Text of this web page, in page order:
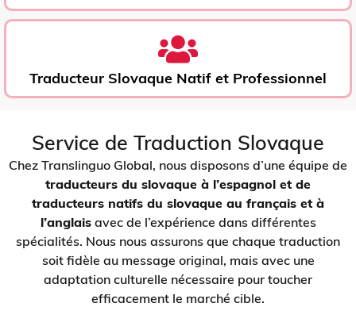
Traducteur Slovaque Natif et Professionnel
Service de Traduction Slovaque
Chez Translinguo Global, nous disposons d’une équipe de
traducteurs du slovaque à l’espagnol et de
traducteurs natifs du slovaque au français et à
l’anglaisavec de l’expérience dans différentes
spécialités. Nous nous assurons que chaque traduction
soit fidèle au message original, mais avec une
adaptation culturelle nécessaire pour toucher
efficacement le marché cible.